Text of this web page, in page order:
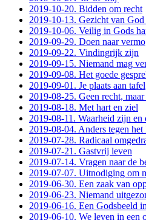
2019-10-20. Bidden om recht
2019-10-13. Gezicht van God
2019-10-06. Veilig in Gods
2019-09-29. Doen naar
2019-09-22. Vindingrijk zijn
2019-09-15. Niemand mag
2019-09-08. Het goede
2019-09-01. Je plaats aan tafel
2019-08-25. Geen recht,
2019-08-18. Met hart en ziel
2019-08-11. Waarheid zijn en
2019-08-04. Anders tegen
2019-07-28. Radicaal
2019-07-21. Gastvrij leven
2019-07-14. Vragen naar de
2019-07-07. Uitnodiging om
2019-06-30. Een zaak van
2019-06-23. Niemand
2019-06-16. Een Godsbeeld
2019-06-10. We leven in een